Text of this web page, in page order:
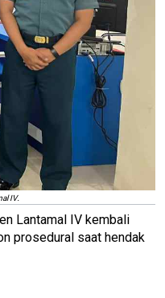
IV.
Lantamal IV kembali
prosedural saat hendak